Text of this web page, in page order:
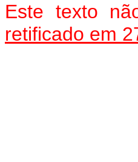
Este texto
retificado em